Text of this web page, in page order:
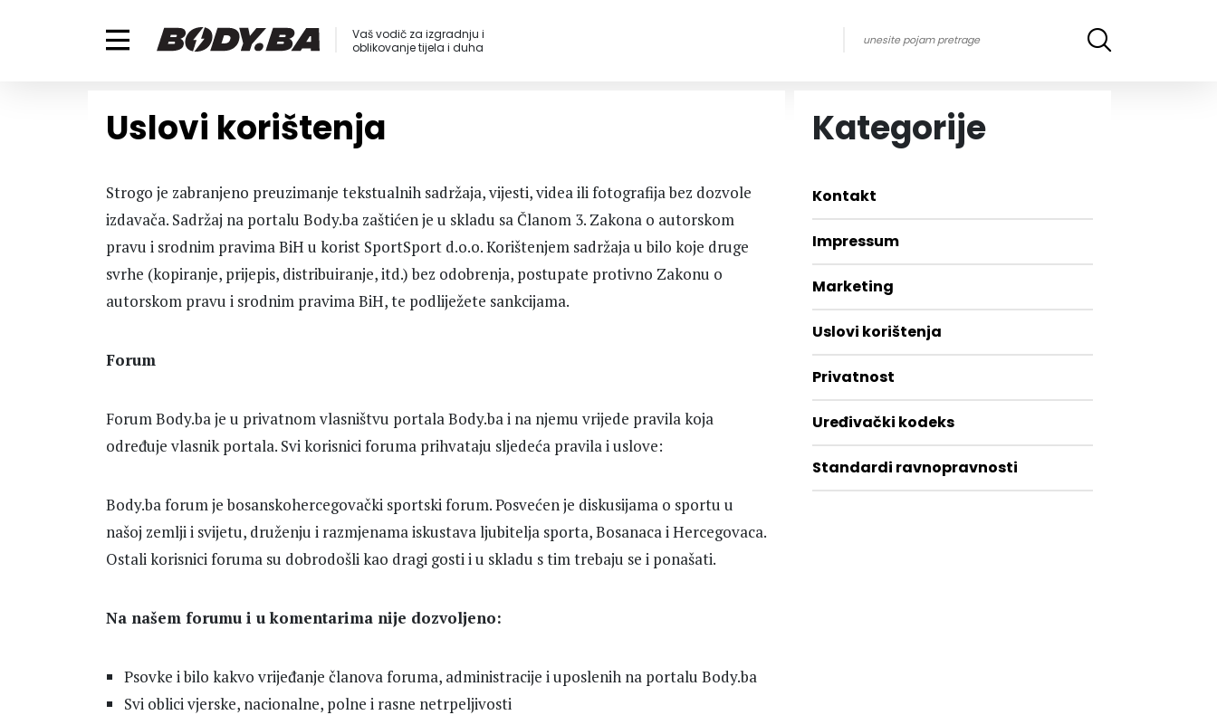
Vaš vodič za izgradnju i
oblikovanje tijela i duha
Kategorije
Kontakt
Impressum
Marketing
Uslovi korištenja
Privatnost
Uređivački kodeks
Standardi ravnopravnosti
Uslovi korištenja
Strogo je zabranjeno preuzimanje tekstualnih sadržaja, vijesti, videa ili fotografija bez dozvole
izdavača. Sadržaj na portalu Body.ba zaštićen je u skladu sa Članom 3. Zakona o autorskom
pravu i srodnim pravima BiH u korist SportSport d.o.o. Korištenjem sadržaja u bilo koje druge
svrhe (kopiranje, prijepis, distribuiranje, itd.) bez odobrenja, postupate protivno Zakonu o
autorskom pravu i srodnim pravima BiH, te podliježete sankcijama.
Forum
Forum Body.ba je u privatnom vlasništvu portala Body.ba i na njemu vrijede pravila koja
određuje vlasnik portala. Svi korisnici foruma prihvataju sljedeća pravila i uslove:
Body.ba forum je bosanskohercegovački sportski forum. Posvećen je diskusijama o sportu u
našoj zemlji i svijetu, druženju i razmjenama iskustava ljubitelja sporta, Bosanaca i Hercegovaca.
Ostali korisnici foruma su dobrodošli kao dragi gosti i u skladu s tim trebaju se i ponašati.
Na našem forumu i u komentarima nije dozvoljeno:
Psovke i bilo kakvo vrijeđanje članova foruma, administracije i uposlenih na portalu Body.ba
Svi oblici vjerske, nacionalne, polne i rasne netrpeljivosti